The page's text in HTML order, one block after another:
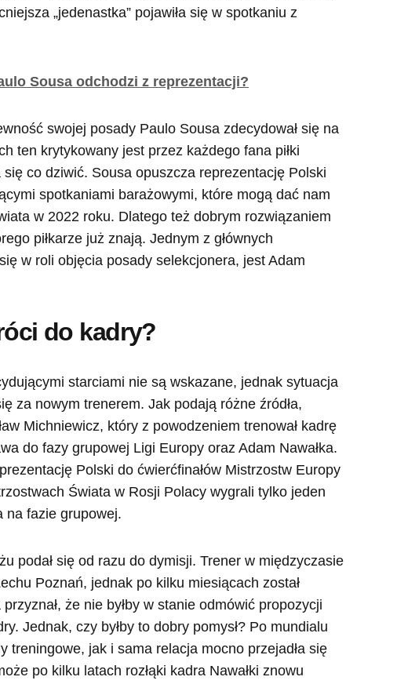
„jedenastka” pojawiła się w spotkaniu z
Sousa odchodzi z reprezentacji?
swojej posady Paulo Sousa zdecydował się na
ten krytykowany jest przez każdego fana piłki
co dziwić. Sousa opuszcza reprezentację Polski
spotkaniami barażowymi, które mogą dać nam
w 2022 roku. Dlatego też dobrym rozwiązaniem
piłkarze już znają. Jednym z głównych
w roli objęcia posady selekcjonera, jest Adam
do kadry?
starciami nie są wskazane, jednak sytuacja
za nowym trenerem. Jak podają różne źródła,
Michniewicz, który z powodzeniem trenował kadrę
do fazy grupowej Ligi Europy oraz Adam Nawałka.
Polski do ćwierćfinałów Mistrzostw Europy
Świata w Rosji Polacy wygrali tylko jeden
na fazie grupowej.
podał się od razu do dymisji. Trener w międzyczasie
Poznań, jednak po kilku miesiącach został
że nie byłby w stanie odmówić propozycji
Jednak, czy byłby to dobry pomysł? Po mundialu
treningowe, jak i sama relacja mocno przejadła się
po kilku latach rozłąki kadra Nawałki znowu